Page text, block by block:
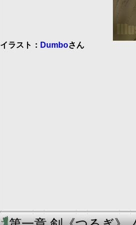
イラスト： Dumboさん